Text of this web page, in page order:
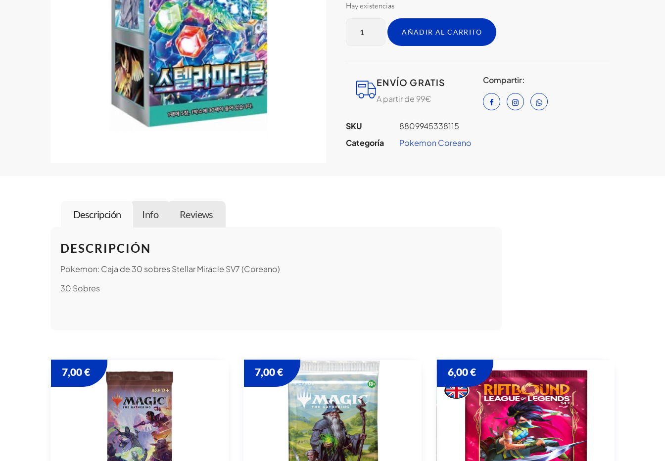
Hay existencias
AÑADIR AL CARRITO
ENVÍO GRATIS
A partir de 99€
Compartir:
SKU
8809945338115
Categoría
Pokemon Coreano
Descripción Info Reviews
DESCRIPCIÓN
Pokemon: Caja de 30 sobres Stellar Miracle SV7 (Coreano)
30 Sobres
7,00€ 7,00€ 6,00€